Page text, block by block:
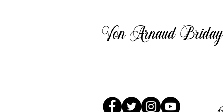
Von Arnaud Briday